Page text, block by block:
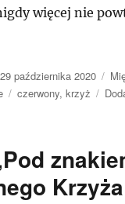
więcej nie
Data
publikacji
29 października 2020
Tagi
czerwony,krzyż